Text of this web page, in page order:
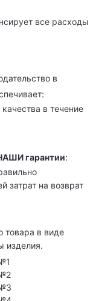
все расходы
в
в течение
гарантии:
затрат на возврат
товара в виде
изделия.